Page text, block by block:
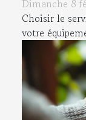
Dimanche 8
Choisir le
votre